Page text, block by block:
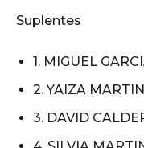
Suplentes
1. MIGUEL
2. YAIZA
3. DAVID